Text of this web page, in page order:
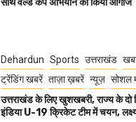
साथ वर्ल्ड कप अभियान का किया आगाज
Dehardun Sports उत्तराखंड
ट्रेंडिंग खबरें ताज़ा ख़बरें न्यूज़ सोशल
उत्तराखंड के लिए खुशखबरी, राज्य के दो
इंडिया U-19 क्रिकेट टीम में चयन,